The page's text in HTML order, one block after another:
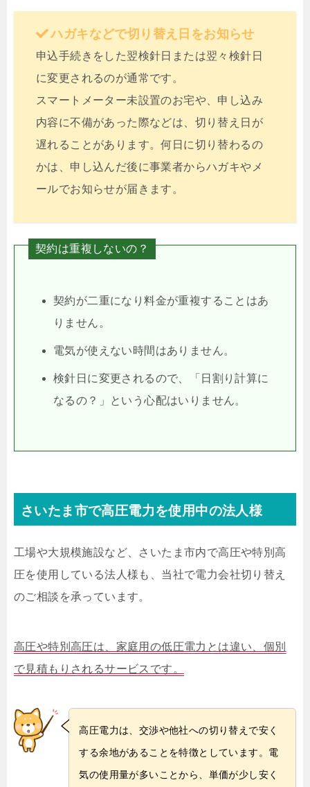
ハガキなどで切り替え日をお知らせ
申込手続きをした翌検針日または翌々検針日
に変更されるのが通常です。
スマートメーター未設置のお宅や、申し込み
内容に不備があった際などは、切り替え日が
遅れることがあります。何日に切り替わるの
かは、申し込んだ後に事業者からハガキやメ
ールでお知らせが届きます。
契約は重複しないの？
契約が二重になり料金が重複することはあ
りません。
電気が使えない時間はありません。
検針日に変更されるので、「日割り計算に
なるの？」という心配はいりません。
さいたま市で高圧電力を使用中の法人様
工場や大規模施設など、さいたま市内で高圧や特別高
圧を使用している法人様も、当社で電力会社切り替え
のご相談を承っています。
高圧や特別高圧は、家庭用の低圧電力とは違い、個別
で見積もりされるサービスです。
高圧電力は、交渉や他社への切り替えで安く
する余地があることを特徴としています。電
気の使用量が多いことから、単価が少し安く